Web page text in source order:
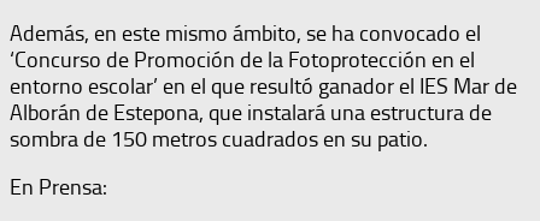
Además, en este mismo ámbito, se ha convocado el
‘Concurso de Promoción de la Fotoprotección en el
entorno escolar’ en el que resultó ganador el IES Mar de
Alborán de Estepona, que instalará una estructura de
sombra de 150 metros cuadrados en su patio.
En Prensa: